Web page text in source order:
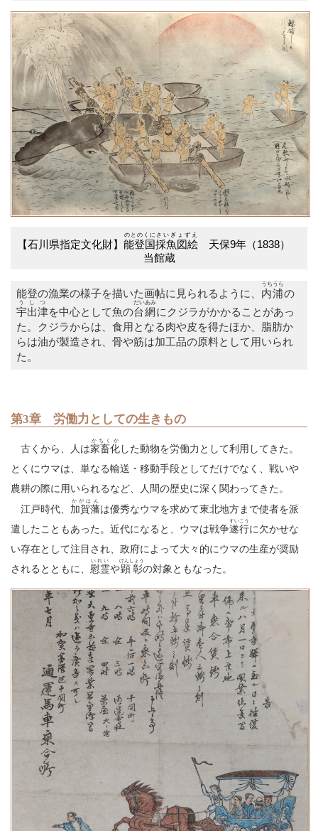
【石川県指定文化財】 能登国
のとのくに
採魚図絵
さいぎょずえ
天保9年（1838）
当館蔵
能登の漁業の様子を描いた画帖に見られるように、 内浦
うちうら
の
宇出津
うしつ
を中心として魚の台網
だいあみ
にクジラがかかることがあっ
た。クジラからは、食用となる肉や皮を得たほか、脂肪か
らは油が製造され、骨や筋は加工品の原料として用いられ
た。
第3章 労働力としての生きもの
古くから、人は家畜化
かちくか
した動物を労働力として利用してきた。
とくにウマは、単なる輸送・移動手段としてだけでなく、戦いや
農耕の際に用いられるなど、人間の歴史に深く関わってきた。
江戸時代、 加賀藩
かがはん
は優秀なウマを求めて東北地方まで使者を派
遣したこともあった。近代になると、ウマは戦争遂行
すいこう
に欠かせな
い存在として注目され、政府によって大々的にウマの生産が奨励
されるとともに、 慰霊
いれい
や顕彰
けんしょう
の対象ともなった。